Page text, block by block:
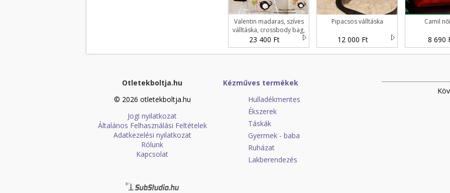
Valentin madaras, szíves
válltáska, crossbody bag,
tarisznya szett
23 400 Ft
Pipacsos válltáska
12 000 Ft
Camil
8 690
Otletekboltja.hu
© 2026 otletekboltja.hu
Jogi nyilatkozat
Általános Felhasználási Feltételek
Adatkezelési nyilatkozat
Rólunk
Kapcsolat
Kézműves termékek
Hulladékmentes
Ékszerek
Táskák
Gyermek - baba
Ruházat
Lakberendezés